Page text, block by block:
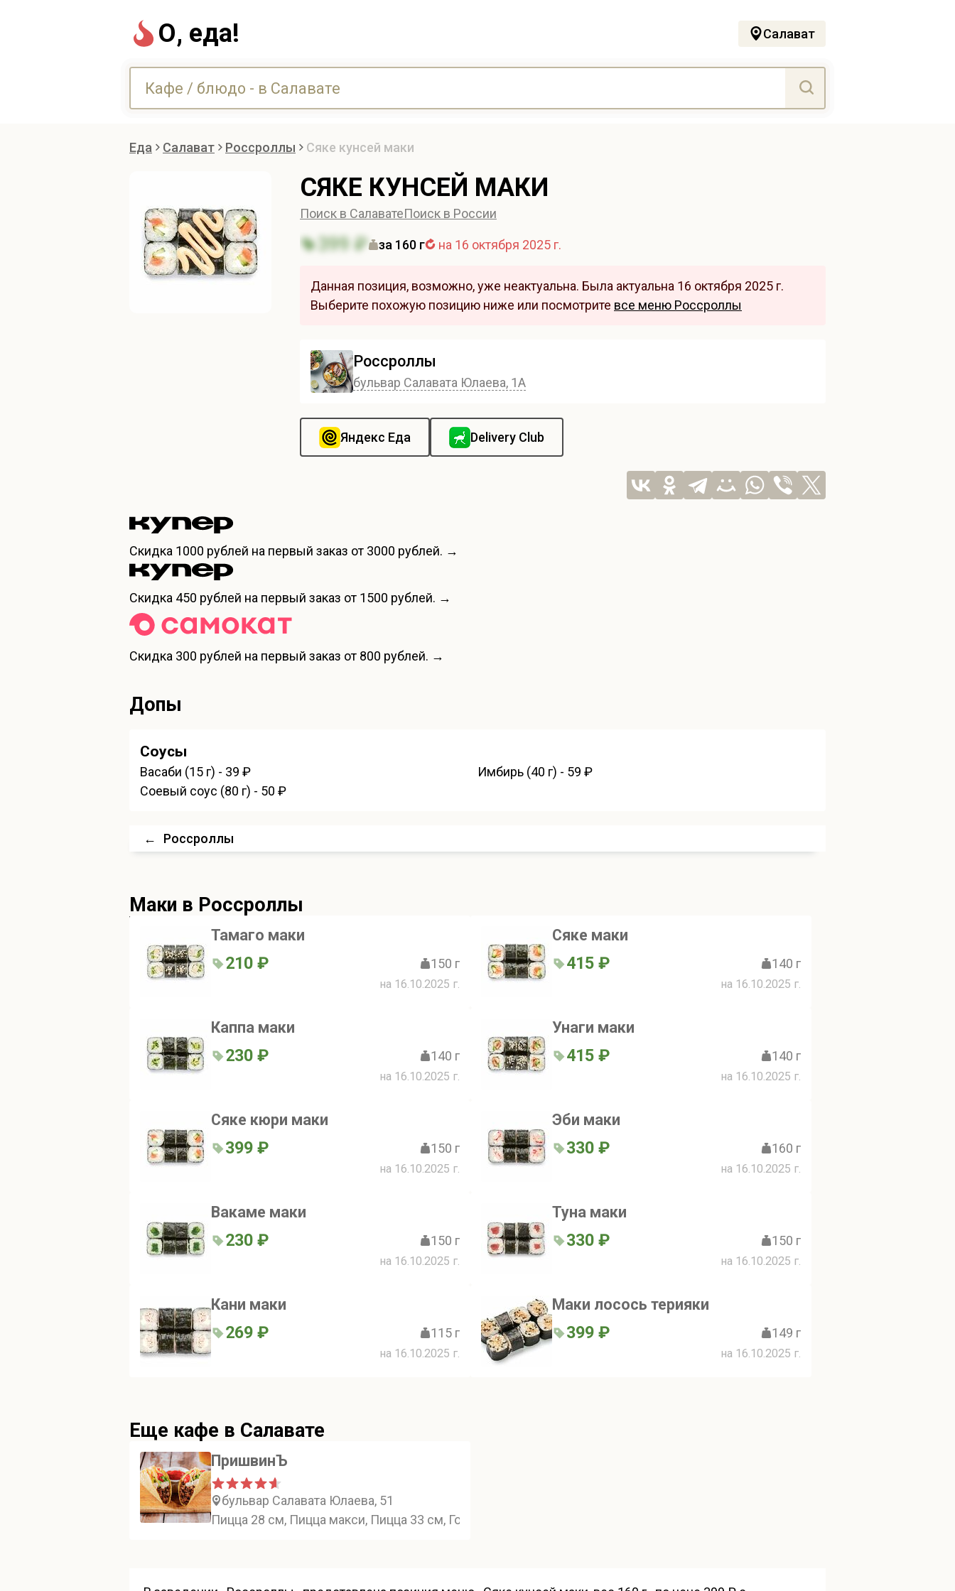
О, еда! Салават
Еда Салават Россроллы Сяке кунсей маки
СЯКЕ КУНСЕЙ МАКИ
Поиск в СалаватеПоиск в России
399 ₽ за 160 г на 16 октября 2025 г.
Данная позиция, возможно, уже неактуальна. Была актуальна 16 октября 2025 г.
Выберите похожую позицию ниже или посмотрите все меню Россроллы
Россроллы
бульвар Салавата Юлаева, 1А
Яндекс Еда Delivery Club
Скидка 1000 рублей на первый заказ от 3000 рублей. →
Скидка 450 рублей на первый заказ от 1500 рублей. →
Скидка 300 рублей на первый заказ от 800 рублей. →
Допы
Соусы
Васаби (15 г) - 39 ₽
Имбирь (40 г) - 59 ₽
Соевый соус (80 г) - 50 ₽
← Россроллы
Маки в Россроллы
Тамаго маки
210 ₽ 150 г
на 16.10.2025 г.
Сяке маки
415 ₽ 140 г
на 16.10.2025 г.
Каппа маки
230 ₽ 140 г
на 16.10.2025 г.
Унаги маки
415 ₽ 140 г
на 16.10.2025 г.
Сяке кюри маки
399 ₽ 150 г
на 16.10.2025 г.
Эби маки
330 ₽ 160 г
на 16.10.2025 г.
Вакаме маки
230 ₽ 150 г
на 16.10.2025 г.
Туна маки
330 ₽ 150 г
на 16.10.2025 г.
Кани маки
269 ₽ 115 г
на 16.10.2025 г.
Маки лосось терияки
399 ₽ 149 г
на 16.10.2025 г.
Еще кафе в Салавате
ПришвинЪ
бульвар Салавата Юлаева, 51
Пицца 28 см, Пицца макси, Пицца 33 см, Горячие закуски